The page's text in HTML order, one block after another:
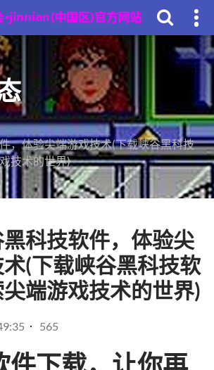
，体验尖端游戏技术(下载峡谷黑科技
技术的世界)
科技软件，体验尖
(下载峡谷黑科技软
端游戏技术的世界)
565